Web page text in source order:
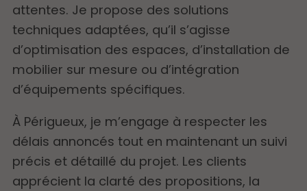
attentes. Je propose des solutions
techniques adaptées, qu’il s’agisse
d’optimisation des espaces, d’installation de
mobilier sur mesure ou d’intégration
d’équipements spécifiques.
À Périgueux, je m’engage à respecter les
délais annoncés tout en maintenant un suivi
précis et détaillé du projet. Les clients
apprécient la clarté des propositions, la